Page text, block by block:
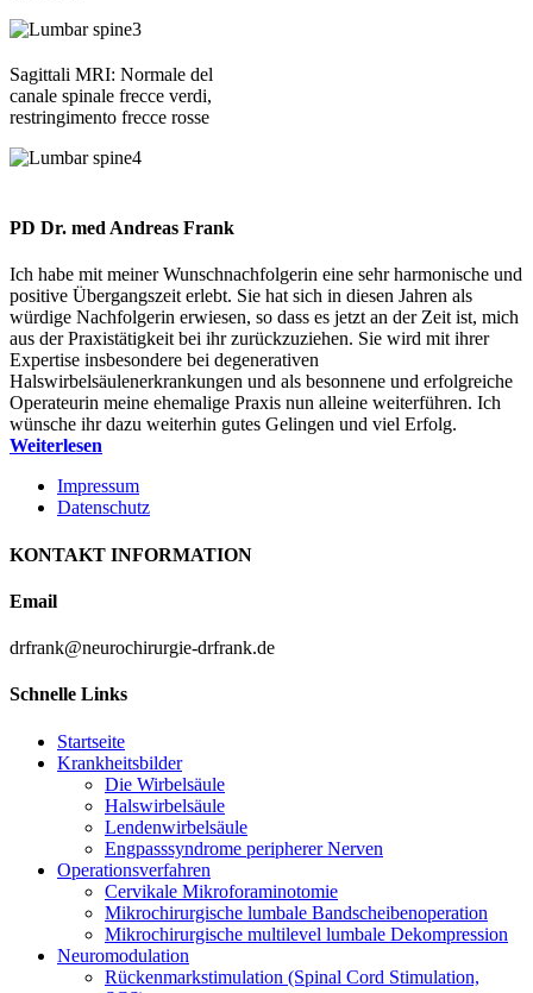
Sagittali MRI: Normale del
canale spinale frecce verdi,
restringimento frecce rosse
PD Dr. med Andreas Frank
Ich habe mit meiner Wunschnachfolgerin eine sehr harmonische und
positive Übergangszeit erlebt. Sie hat sich in diesen Jahren als
würdige Nachfolgerin erwiesen, so dass es jetzt an der Zeit ist, mich
aus der Praxistätigkeit bei ihr zurückzuziehen. Sie wird mit ihrer
Expertise insbesondere bei degenerativen
Halswirbelsäulenerkrankungen und als besonnene und erfolgreiche
Operateurin meine ehemalige Praxis nun alleine weiterführen. Ich
wünsche ihr dazu weiterhin gutes Gelingen und viel Erfolg.
Weiterlesen
Impressum
Datenschutz
KONTAKT INFORMATION
Email
drfrank@neurochirurgie-drfrank.de
Schnelle Links
Startseite
Krankheitsbilder
Die Wirbelsäule
Halswirbelsäule
Lendenwirbelsäule
Engpasssyndrome peripherer Nerven
Operationsverfahren
Cervikale Mikroforaminotomie
Mikrochirurgische lumbale Bandscheibenoperation
Mikrochirurgische multilevel lumbale Dekompression
Neuromodulation
Rückenmarkstimulation (Spinal Cord Stimulation,